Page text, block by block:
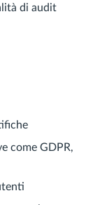
di audit
come GDPR,